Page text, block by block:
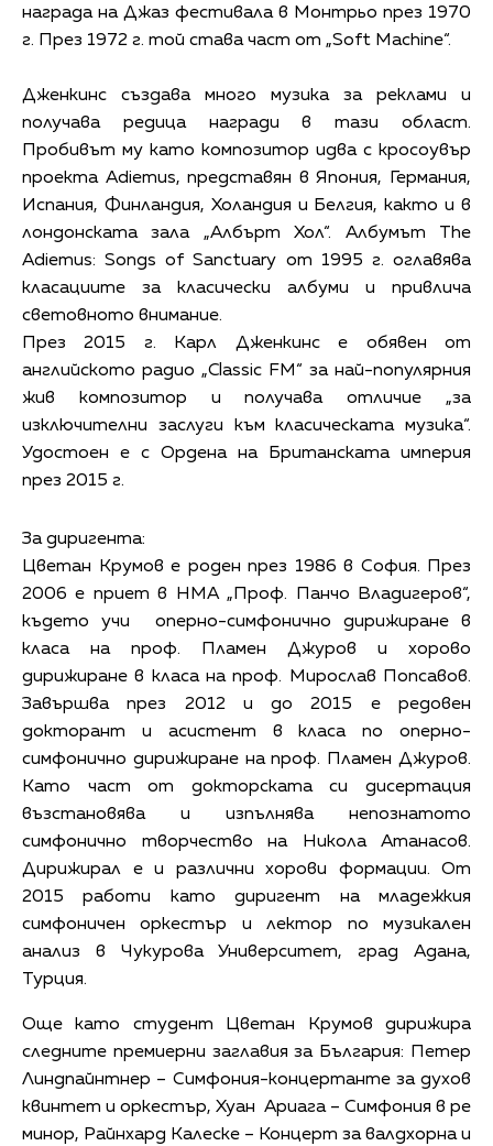
награда на Джаз фестивала в Монтрьо през 1970
г. През 1972 г. той става част от „Soft Machine“.
Дженкинс създава много музика за реклами и
получава редица награди в тази област.
Пробивът му като композитор идва с кросоувър
проекта Adiemus, представян в Япония, Германия,
Испания, Финландия, Холандия и Белгия, както и в
лондонската зала „Албърт Хол“. Албумът The
Adiemus: Songs of Sanctuary от 1995 г. оглавява
класациите за класически албуми и привлича
световното внимание.
През 2015 г. Карл Дженкинс е обявен от
английското радио „Classic FM“ за най-популярния
жив композитор и получава отличие „за
изключителни заслуги към класическата музика“.
Удостоен е с Ордена на Британската империя
през 2015 г.
За диригента:
Цветан Крумов е роден през 1986 в София. През
2006 е приет в НМА „Проф. Панчо Владигеров“,
където учи оперно-симфонично дирижиране в
класа на проф. Пламен Джуров и хорово
дирижиране в класа на проф. Мирослав Попсавов.
Завършва през 2012 и до 2015 е редовен
докторант и асистент в класа по оперно-
симфонично дирижиране на проф. Пламен Джуров.
Като част от докторската си дисертация
възстановява и изпълнява непознатото
симфонично творчество на Никола Атанасов.
Дирижирал е и различни хорови формации. От
2015 работи като диригент на младежкия
симфоничен оркестър и лектор по музикален
анализ в Чукурова Университет, град Адана,
Турция.
Още като студент Цветан Крумов дирижира
следните премиерни заглавия за България: Петер
Линдпайнтнер – Симфония-концертанте за духов
квинтет и оркестър, Хуан Ариага – Симфония в ре
минор, Райнхард Калеске – Концерт за валдхорна и